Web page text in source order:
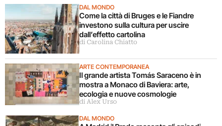
DAL MONDO
Come la città di Bruges e le Fiandre
investono sulla cultura per uscire
dall’effetto cartolina
di Carolina Chiatto
ARTE CONTEMPORANEA
Il grande artista Tomás Saraceno è in
mostra a Monaco di Baviera: arte,
ecologia e nuove cosmologie
di Alex Urso
DAL MONDO